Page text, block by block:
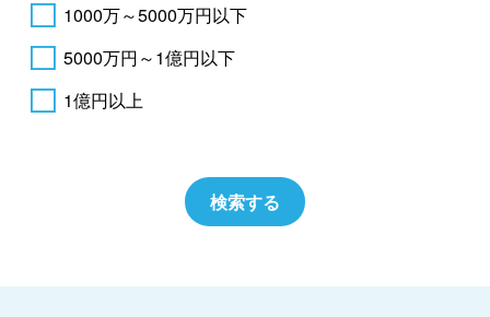
1000万～5000万円以下
5000万円～1億円以下
1億円以上